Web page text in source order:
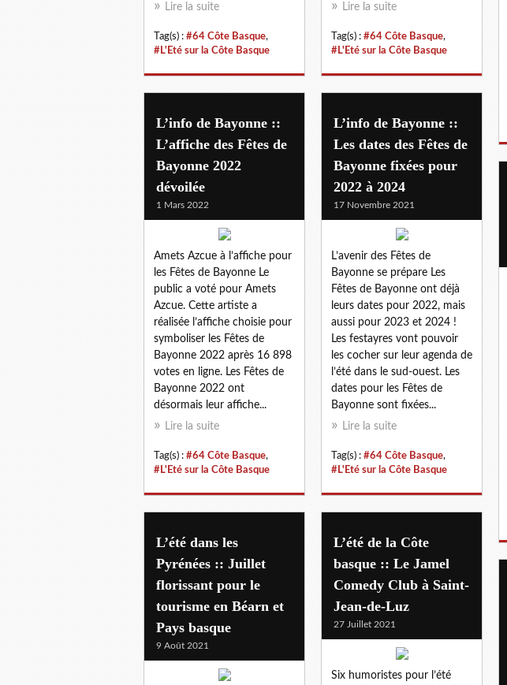
Lire la suite
Tag(s) : #64 Côte Basque,
#L'Eté sur la Côte Basque
Lire la suite
Tag(s) : #64 Côte Basque,
#L'Eté sur la Côte Basque
L’info de Bayonne ::
L’affiche des Fêtes de
Bayonne 2022
dévoilée
1 Mars 2022
Amets Azcue à l’affiche pour
les Fêtes de Bayonne Le
public a voté pour Amets
Azcue. Cette artiste a
réalisée l’affiche choisie pour
symboliser les Fêtes de
Bayonne 2022 après 16 898
votes en ligne. Les Fêtes de
Bayonne 2022 ont
désormais leur affiche...
Lire la suite
Tag(s) : #64 Côte Basque,
#L'Eté sur la Côte Basque
L’info de Bayonne ::
Les dates des Fêtes de
Bayonne fixées pour
2022 à 2024
17 Novembre 2021
L’avenir des Fêtes de
Bayonne se prépare Les
Fêtes de Bayonne ont déjà
leurs dates pour 2022, mais
aussi pour 2023 et 2024 !
Les festayres vont pouvoir
les cocher sur leur agenda de
l’été dans le sud-ouest. Les
dates pour les Fêtes de
Bayonne sont fixées...
Lire la suite
Tag(s) : #64 Côte Basque,
#L'Eté sur la Côte Basque
L’été dans les
Pyrénées :: Juillet
florissant pour le
tourisme en Béarn et
Pays basque
9 Août 2021
L’été de la Côte
basque :: Le Jamel
Comedy Club à Saint-
Jean-de-Luz
27 Juillet 2021
Six humoristes pour l’été